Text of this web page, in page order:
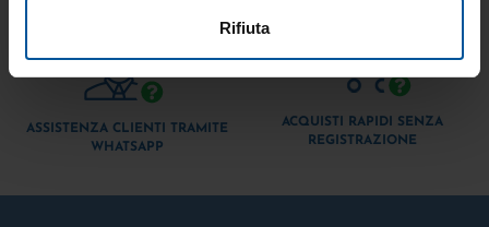
Rifiuta
ASSISTENZA CLIENTI TRAMITE
WHATSAPP
ACQUISTI RAPIDI SENZA
REGISTRAZIONE